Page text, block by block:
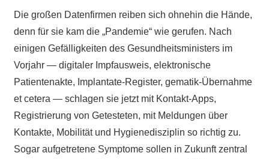
Die großen Datenfirmen reiben sich ohnehin die Hände,
denn für sie kam die „Pandemie“ wie gerufen. Nach
einigen Gefälligkeiten des Gesundheitsministers im
Vorjahr — digitaler Impfausweis, elektronische
Patientenakte, Implantate-Register, gematik-Übernahme
et cetera — schlagen sie jetzt mit Kontakt-Apps,
Registrierung von Getesteten, mit Meldungen über
Kontakte, Mobilität und Hygienedisziplin so richtig zu.
Sogar aufgetretene Symptome sollen in Zukunft zentral